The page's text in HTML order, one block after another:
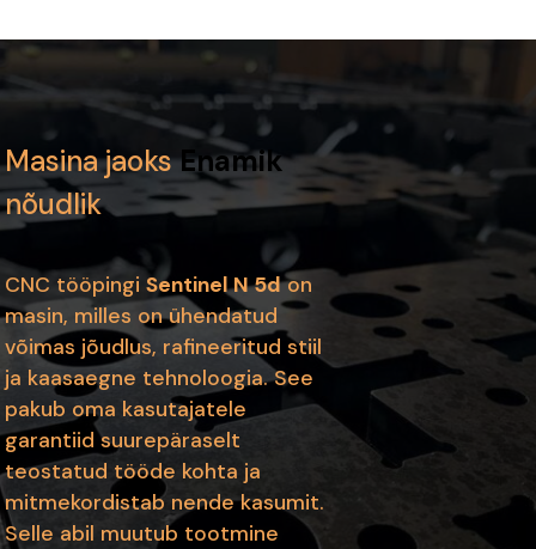
Masina jaoksEnamik
nõudlik
CNC tööpingi Sentinel N 5don
masin, milles on ühendatud
võimas jõudlus, rafineeritud stiil
ja kaasaegne tehnoloogia. See
pakub oma kasutajatele
garantiid suurepäraselt
teostatud tööde kohta ja
mitmekordistab nende kasumit.
Selle abil muutub tootmine